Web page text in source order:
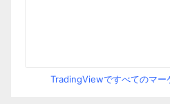
TradingViewですべてのマー